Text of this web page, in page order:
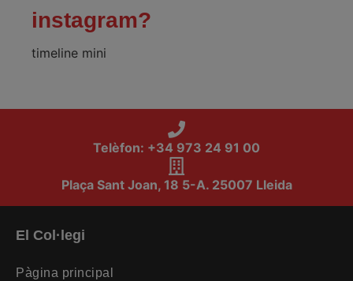
instagram?
timeline mini
Telèfon: +34 973 24 91 00
Plaça Sant Joan, 18 5-A. 25007 Lleida
El Col·legi
Pàgina principal